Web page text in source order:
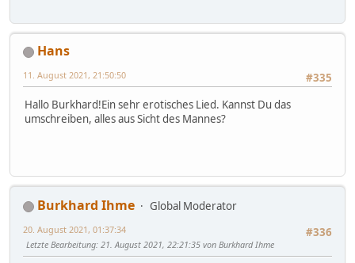
Hans
#335
11. August 2021, 21:50:50
Hallo Burkhard!Ein sehr erotisches Lied. Kannst Du das
umschreiben, alles aus Sicht des Mannes?
Burkhard Ihme
Global Moderator
#336
20. August 2021, 01:37:34
Letzte Bearbeitung: 21. August 2021, 22:21:35 von Burkhard Ihme